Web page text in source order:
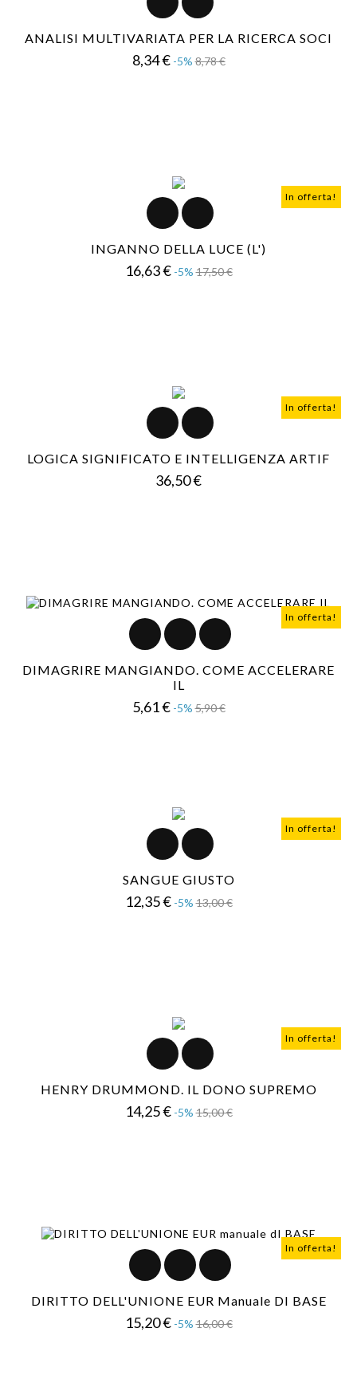
ANALISI MULTIVARIATA PER LA RICERCA SOCI
8,34 € Prezzo
-5% 8,78 €Prezzo
In offerta!
INGANNO DELLA LUCE (L')
16,63 € Prezzo
-5% 17,50 €Prezzo
In offerta!
LOGICA SIGNIFICATO E INTELLIGENZA ARTIF
36,50 €Prezzo
In offerta!
DIMAGRIRE MANGIANDO. COME ACCELERARE
IL
5,61 € Prezzo
-5% 5,90 €Prezzo
In offerta!
SANGUE GIUSTO
12,35 € Prezzo
-5% 13,00 €Prezzo
In offerta!
HENRY DRUMMOND. IL DONO SUPREMO
14,25 € Prezzo
-5% 15,00 €Prezzo
In offerta!
DIRITTO DELL'UNIONE EUR Manuale DI BASE
15,20 € Prezzo
-5% 16,00 €Prezzo